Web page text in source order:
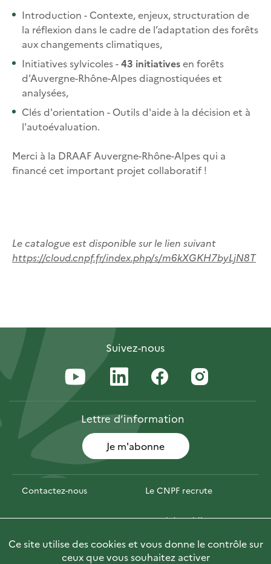
Introduction - Contexte, enjeux, structuration de
la réflexion dans le cadre de l’adaptation des forêts
aux changements climatiques,
Initiatives sylvicoles -43 initiativesen forêts
d'Auvergne-Rhône-Alpes diagnostiquées et
analysées,
Clés d'orientation - Outils d'aide à la décision et à
l'autoévaluation.
Merci à la DRAAF Auvergne-Rhône-Alpes qui a
financé cet important projet collaboratif !
Le catalogue est disponible sur le lien suivant
https://cloud.cnpf.fr/index.php/s/m6kXGKH7byLjN8T
Suivez-nous
Lettred’information
Je m'abonne
Contactez-nous Le CNPF recrute
Espace presse Marchés publics
PhotoFor Briefly in English
Ce site utilise des cookies et vous donne le contrôle sur
ceux que vous souhaitez activer